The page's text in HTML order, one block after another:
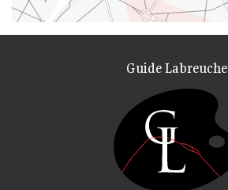
Guide Labreuche